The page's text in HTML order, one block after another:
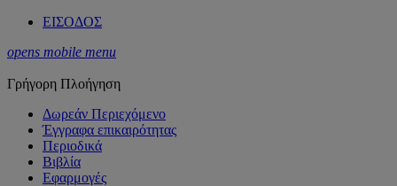
ΕΙΣΟΔΟΣ
opens mobile menu
Γρήγορη Πλοήγηση
Δωρεάν Περιεχόμενο
Έγγραφα επικαιρότητας
Περιοδικά
Βιβλία
Εφαρμογές